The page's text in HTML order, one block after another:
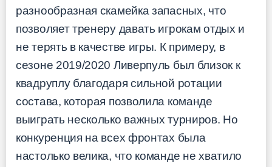
разнообразная скамейка запасных, что
позволяет тренеру давать игрокам отдых и
не терять в качестве игры. К примеру, в
сезоне 2019/2020 Ливерпуль был близок к
квадруплу благодаря сильной ротации
состава, которая позволила команде
выиграть несколько важных турниров. Но
конкуренция на всех фронтах была
настолько велика, что команде не хватило